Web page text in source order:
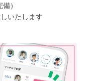
）
いたします